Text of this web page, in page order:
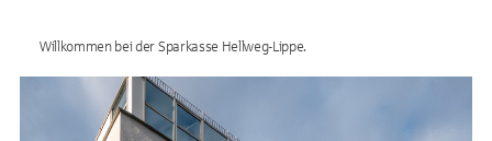
Willkommen bei der Sparkasse Hellweg-Lippe.